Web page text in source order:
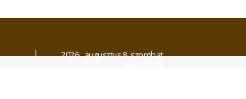
2026. augusztus 8. szombat,